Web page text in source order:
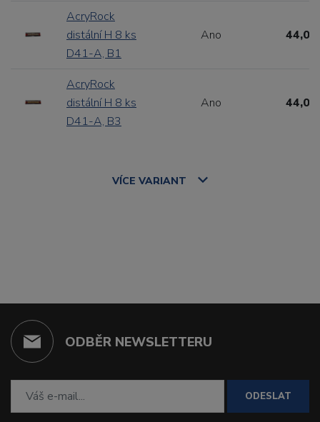
AcryRock
distální H 8 ks
D41-A, B1
Ano 44,00
AcryRock
distální H 8 ks
D41-A, B3
Ano 44,00
VÍCE VARIANT
ODBĚR NEWSLETTERU
ODESLAT